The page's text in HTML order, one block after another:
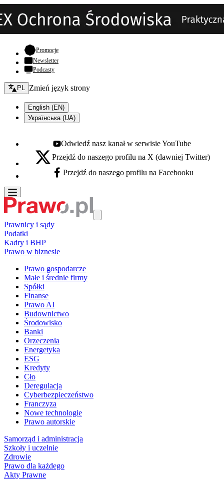
Promocje- otwiera się w nowej karcie
Newsletter
Podcasty
Zmień język - bieżący:
PL Zmień język strony
English (EN)
Українська (UA)
Youtube - otwiera się w nowej karcie
Odwiedź nasz kanał w serwisie YouTube
X - otwiera się w nowej karcie
Przejdź do naszego profilu na X (dawniej Twitter)
Facebook - otwiera się w nowej karcie
Przejdź do naszego profilu na Facebooku
Prawnicy i sądy
Podatki
Kadry i BHP
Prawo w biznesie
Prawo gospodarcze
Małe i średnie firmy
Spółki
Finanse
Prawo AI
Budownictwo
Środowisko
Banki
Orzeczenia
Energetyka
ESG
Kredyty
Cło
Deregulacja
Cyberbezpieczeństwo
Franczyza
Nowe technologie
Prawo autorskie
Samorząd i administracja
Szkoły i uczelnie
Zdrowie
Prawo dla każdego
Akty Prawne